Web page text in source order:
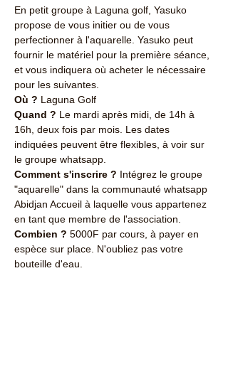
En petit groupe à Laguna golf, Yasuko
propose de vous initier ou de vous
perfectionner à l'aquarelle. Yasuko peut
fournir le matériel pour la première séance,
et vous indiquera où acheter le nécessaire
pour les suivantes.
Où ? Laguna Golf
Quand ? Le mardi après midi, de 14h à
16h, deux fois par mois. Les dates
indiquées peuvent être flexibles, à voir sur
le groupe whatsapp.
Comment s'inscrire ? Intégrez le groupe
"aquarelle" dans la communauté whatsapp
Abidjan Accueil à laquelle vous appartenez
en tant que membre de l'association.
Combien ? 5000F par cours, à payer en
espèce sur place. N'oubliez pas votre
bouteille d'eau.